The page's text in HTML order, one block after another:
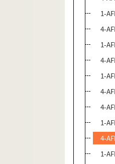
1-
4-
1-
4-
1-
4-
4-
1-
4-
1-